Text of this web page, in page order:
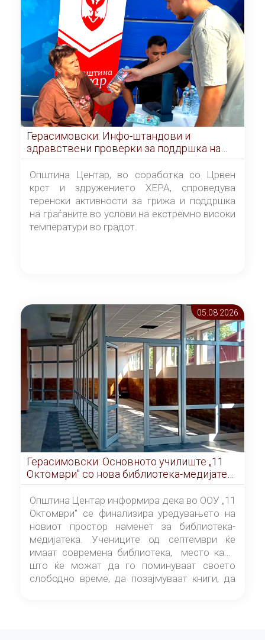
Герасимовски: Инфо-штандови и
здравствени проверки за поддршка на
граѓаните во услови на топлотен бран
Општина Центар, во соработка со Црвен
крст и здружението ХЕРА, спроведува
теренски активности за грижа и поддршка
на граѓаните во услови на екстремно високи
температури во градот.
05.08 2026
Герасимовски: Основното училиште „11
Октомври" со нова библиотека-медијатека
од септември
Општина Центар информира дека во ООУ „11
Октомври" се финализира уредувањето на
новиот простор наменет за библиотека-
медијатека. Учениците од септември ќе
имаат современа библиотека, место каде
што ќе можат да го поминуваат своето
слободно време, да позајмуваат книги, да